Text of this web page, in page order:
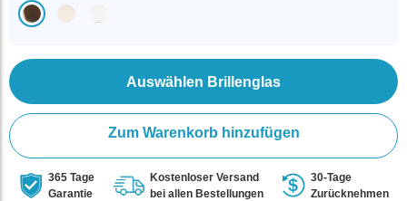
Auswählen Brillenglas
Zum Warenkorb hinzufügen
365 Tage
Garantie
Kostenloser Versand
bei allen Bestellungen
30-Tage
Zurücknehmen